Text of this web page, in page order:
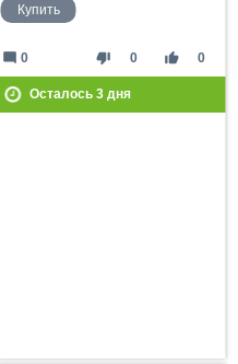
Купить
thumb_down 0 thumb_up 0
mode_comment 0
Осталось 3дня